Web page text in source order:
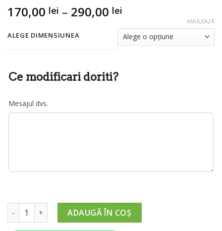
170,00 lei – 290,00 lei
prețuri:
170,00 lei
ALEGE DIMENSIUNEA
ANULEAZĂ
Ce modificari doriti?
Mesajul dvs.
Cantitate Cadou Personalizat pentru Contabila
ADAUGĂ ÎN COȘ